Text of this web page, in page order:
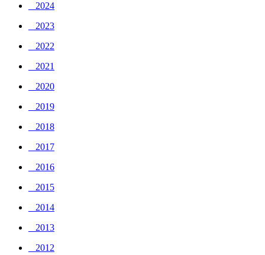
_ 2024
_ 2023
_ 2022
_ 2021
_ 2020
_ 2019
_ 2018
_ 2017
_ 2016
_ 2015
_ 2014
_ 2013
_ 2012